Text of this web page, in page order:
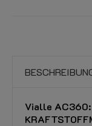
Vialle AC360: